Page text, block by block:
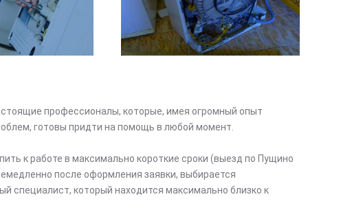
профессионалы, которые, имея огромный опыт
готовы придти на помощь в любой момент.
к работе в максимально короткие сроки (выезд по Пущино
после оформления заявки, выбирается
специалист, который находится максимально близко к